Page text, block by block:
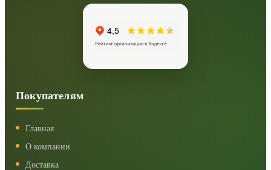
Покупателям
Главная
О компании
Доставка